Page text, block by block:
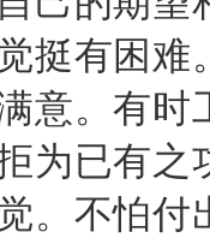
挺有困难
意。有时
为已有之
。不怕付